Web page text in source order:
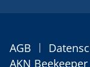
AGB |
AKN Beekeeper